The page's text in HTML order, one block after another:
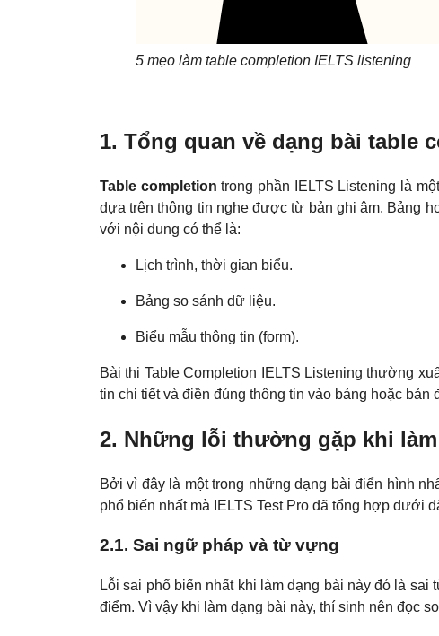
5 mẹo làm table completion IELTS listening
1. Tổng quan về dạng bài table
Table completion trong phần IELTS Listening là
dựa trên thông tin nghe được từ bản ghi âm. Bảng
với nội dung có thể là:
Lịch trình, thời gian biểu.
Bảng so sánh dữ liệu.
Biểu mẫu thông tin (form).
Bài thi Table Completion IELTS Listening thường
tin chi tiết và điền đúng thông tin vào bảng hoặc bản
2. Những lỗi thường gặp khi
Bởi vì đây là một trong những dạng bài điển hình
phổ biến nhất mà IELTS Test Pro đã tổng hợp dưới
2.1. Sai ngữ pháp và từ vựng
Lỗi sai phổ biến nhất khi làm dạng bài này đó là
điểm. Vì vậy khi làm dạng bài này, thí sinh nên đọc